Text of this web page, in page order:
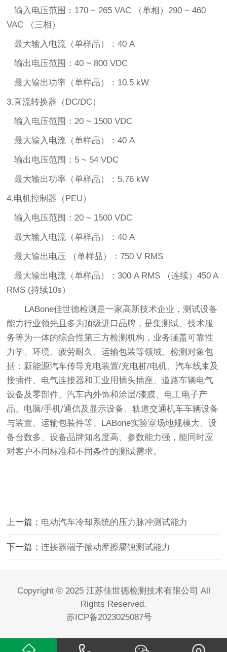
输入电压范围：170 ~ 265 VAC （单相）290 ~ 460
VAC （三相）
最大输入电流（单样品）：40 A
输出电压范围：40 ~ 800 VDC
最大输出功率（单样品）：10.5 kW
3.直流转换器（DC/DC）
输入电压范围：20 ~ 1500 VDC
最大输入电流（单样品）：40 A
输出电压范围：5 ~ 54 VDC
最大输出功率（单样品）：5.76 kW
4.电机控制器（PEU）
输入电压范围：20 ~ 1500 VDC
最大输入电流（单样品）：40 A
最大输出电压 （单样品）：750 V RMS
最大输出电流（单样品）：300 A RMS （连续）450 A
RMS (持续10s）
LABone佳世德检测是一家高新技术企业，测试设备
能力行业领先且多为顶级进口品牌，是集测试、技术服
务等为一体的综合性第三方检测机构，业务涵盖可靠性
力学、环境、疲劳耐久、运输包装等领域。检测对象包
括：新能源汽车传导充电装置/充电桩/电机、汽车线束及
接插件、电气连接器和工业用插头插座、道路车辆电气
设备及零部件、汽车内外饰和涂层/漆膜、电工电子产
品、电脑/手机/通信及显示设备、轨道交通机车车辆设备
与装置、运输包装件等。LABone实验室场地规模大、设
备台数多、设备品牌知名度高、参数能力强，能同时应
对客户不同标准和不同条件的测试需求。
上一篇： 电动汽车冷却系统的压力脉冲测试能力
下一篇：连接器端子微动摩擦腐蚀测试能力
Copyright © 2025 江苏佳世德检测技术有限公司 All
Rights Reserved.
苏ICP备2023025087号